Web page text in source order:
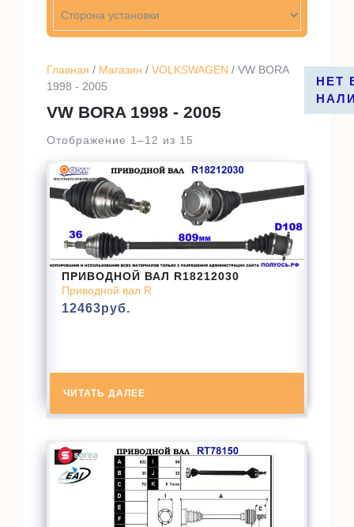
Главная / Магазин / VOLKSWAGEN / VW BORA
1998 - 2005
VW BORA 1998 - 2005
Отображение 1–12 из 15
НЕТ
ПРИВОДНОЙ ВАЛ R18212030
Приводной вал R
12463руб.
ЧИТАТЬ ДАЛЕЕ
НЕТ
НЕТ